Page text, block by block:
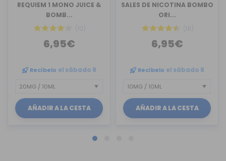
REQUIEM 1 MONO JUICE &
BOMB...
(10)
6,95€
Recíbelo el sábado 8
AÑADIR A LA CESTA
SALES DE NICOTINA BOMBO
ORI...
(18)
6,95€
Recíbelo el sábado 8
AÑADIR A LA CESTA